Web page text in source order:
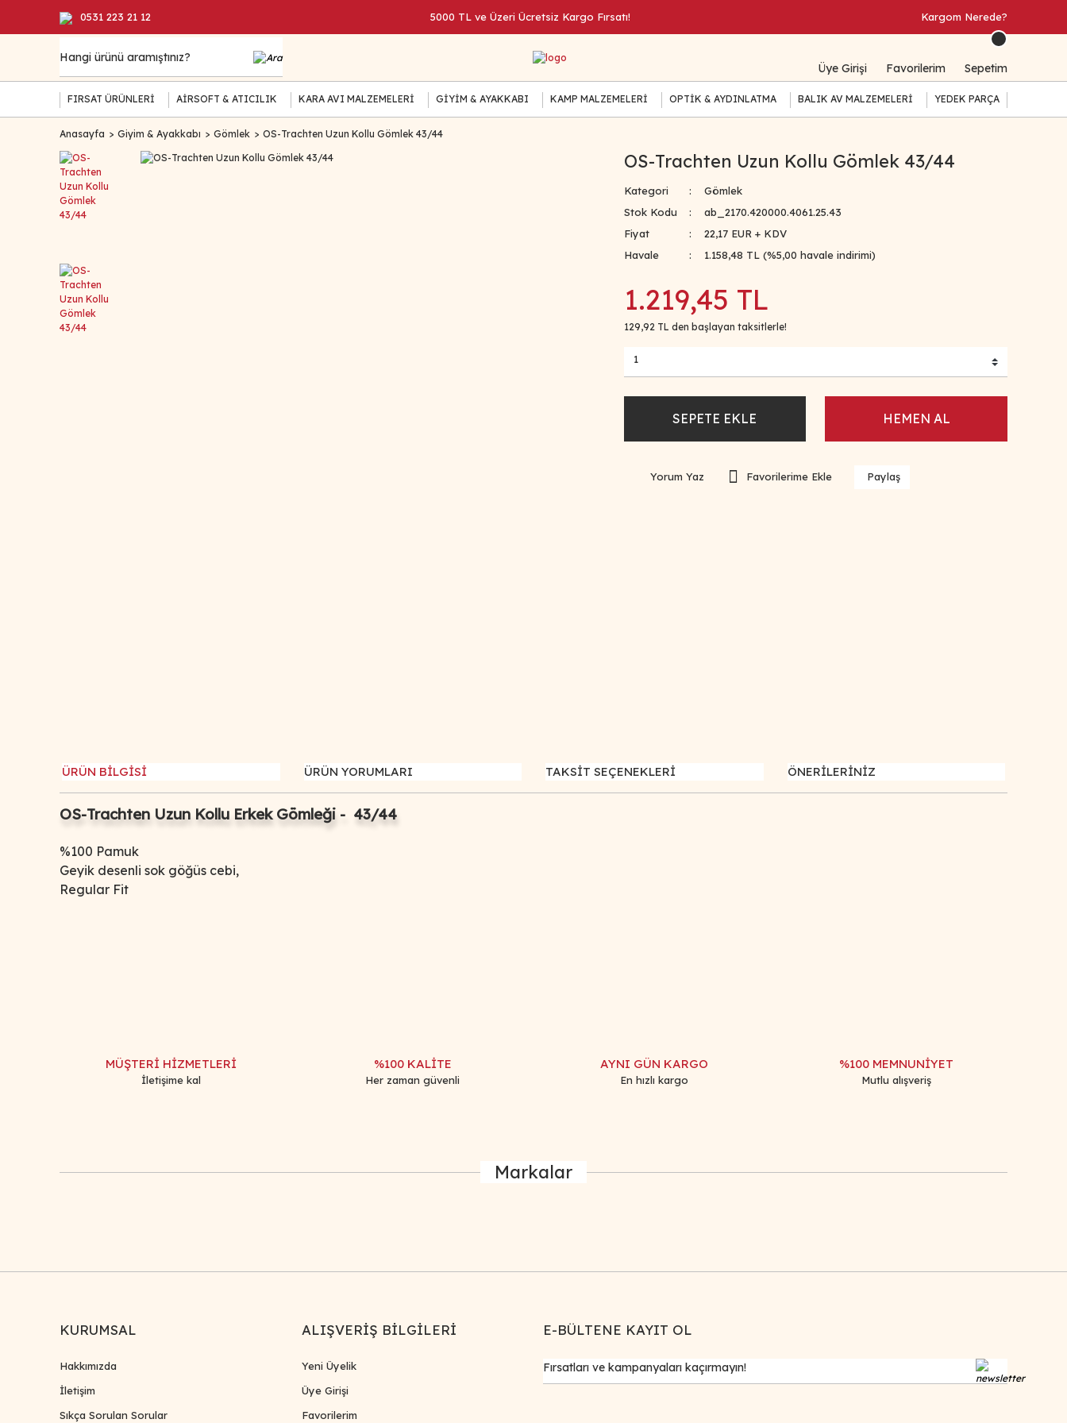
0531 223 21 12 5000 TL ve Üzeri Ücretsiz Kargo Fırsatı! Kargom Nerede?
Üye Girişi Favorilerim Sepetim
FIRSAT ÜRÜNLERİ AİRSOFT & ATICILIK KARA AVI MALZEMELERİ GİYİM & AYAKKABI KAMP MALZEMELERİ OPTİK & AYDINLATMA BALIK AV MALZEMELERİ YEDEK PARÇA
Anasayfa Giyim & Ayakkabı Gömlek OS-Trachten Uzun Kollu Gömlek 43/44
OS-Trachten Uzun Kollu Gömlek 43/44
Kategori
Gömlek
Stok Kodu
ab_2170.420000.4061.25.43
Fiyat
22,17 EUR + KDV
Havale
1.158,48 TL (%5,00 havale indirimi)
1.219,45 TL
129,92 TL den başlayan taksitlerle!
SEPETE EKLE HEMEN AL
Yorum Yaz Paylaş
ÜRÜN BİLGİSİ ÜRÜN YORUMLARI TAKSİT SEÇENEKLERİ ÖNERİLERİNİZ
OS-Trachten Uzun Kollu Erkek Gömleği - 43/44
%100 Pamuk
Geyik desenli sok göğüs cebi,
Regular Fit
Ürün fiyatı diğer sitelerden daha pahalı.
MÜŞTERİ HİZMETLERİ
İletişime kal
%100 KALİTE
Her zaman güvenli
AYNI GÜN KARGO
En hızlı kargo
%100 MEMNUNİYET
Mutlu alışveriş
Markalar
KURUMSAL
Hakkımızda
İletişim
Sıkça Sorulan Sorular
ALIŞVERİŞ BİLGİLERİ
Yeni Üyelik
Üye Girişi
Favorilerim
E-BÜLTENE KAYIT OL